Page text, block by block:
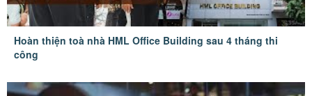
Hoàn thiện toà nhà HML Office Building sau 4 tháng thi
công